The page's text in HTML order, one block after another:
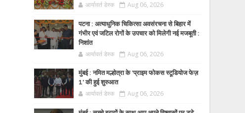
आर्यावर्त डेस्क Aug 06, 2026
पटना : अत्याधुनिक चिकित्सा अवसंरचना से बिहार में
गंभीर एवं जटिल रोगों के उपचार को मिलेगी नई मजबूती :
निशांत
आर्यावर्त डेस्क Aug 06, 2026
मुंबई : नमित मल्होत्रा के 'प्राइम फोकस स्टूडियोज फेज़
1' की हुई शुरुआत
आर्यावर्त डेस्क Aug 06, 2026